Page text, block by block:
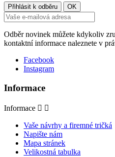
Odběr novinek můžete kdykoliv
kontaktní informace naleznete v
Facebook
Instagram
Informace
Informace  
Vaše návrhy a firemné tričká
Napište nám
Mapa stránek
Velikostná tabulka